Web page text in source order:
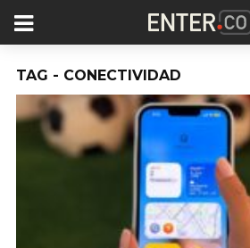
TAG - CONECTIVIDAD